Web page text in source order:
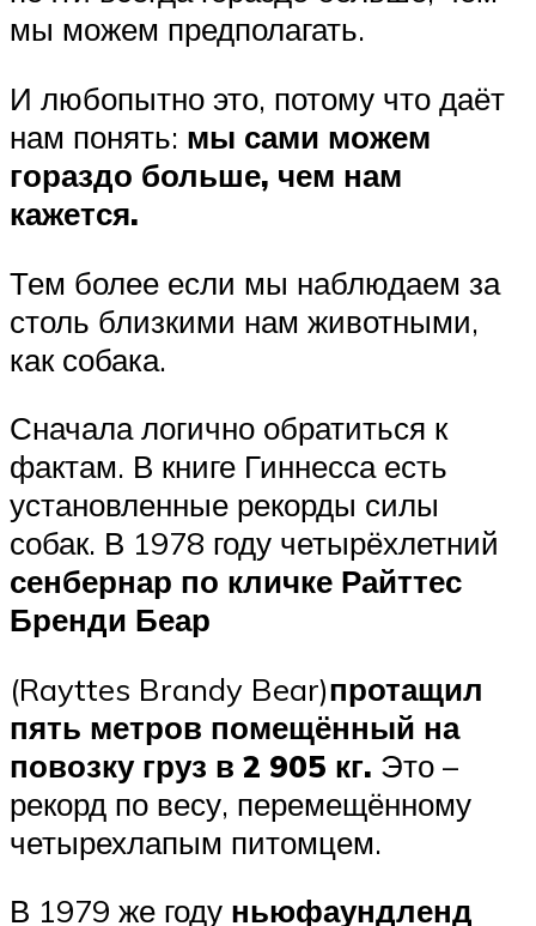
мы можем предполагать.
И любопытно это, потому что даёт
нам понять: мы сами можем
гораздо больше, чем нам
кажется.
Тем более если мы наблюдаем за
столь близкими нам животными,
как собака.
Сначала логично обратиться к
фактам. В книге Гиннесса есть
установленные рекорды силы
собак. В 1978 году четырёхлетний
сенбернар по кличке Райттес
Бренди Беар
(Rayttes Brandy Bear)протащил
пять метров помещённый на
повозку груз в 2 905 кг. Это –
рекорд по весу, перемещённому
четырехлапым питомцем.
В 1979 же году ньюфаундленд